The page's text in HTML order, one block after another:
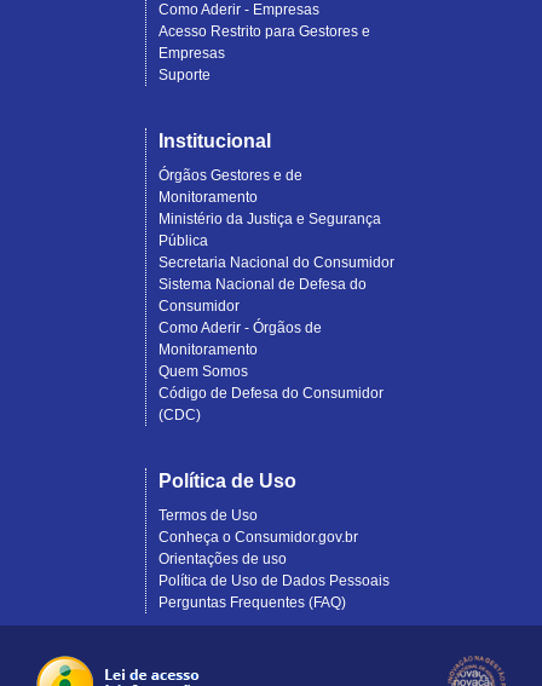
Como Aderir - Empresas
Acesso Restrito para Gestores e
Empresas
Suporte
Institucional
Órgãos Gestores e de
Monitoramento
Ministério da Justiça e Segurança
Pública
Secretaria Nacional do Consumidor
Sistema Nacional de Defesa do
Consumidor
Como Aderir - Órgãos de
Monitoramento
Quem Somos
Código de Defesa do Consumidor
(CDC)
Política de Uso
Termos de Uso
Conheça o Consumidor.gov.br
Orientações de uso
Política de Uso de Dados Pessoais
Perguntas Frequentes (FAQ)